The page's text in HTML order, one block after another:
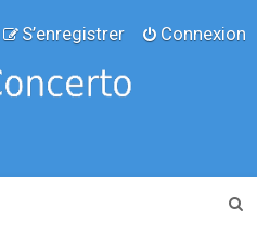
Connexion
S’enregistrer